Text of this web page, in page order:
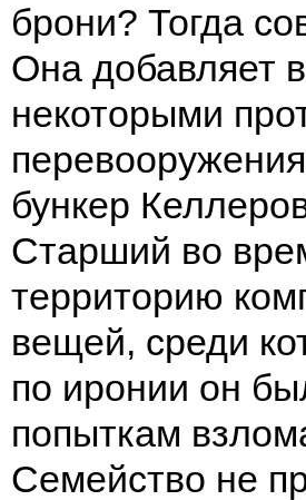
брони? Тогда
Она добавляет
некоторыми
бункер
Старший во
территорию
вещей, среди
по иронии он
попыткам
Семейство не